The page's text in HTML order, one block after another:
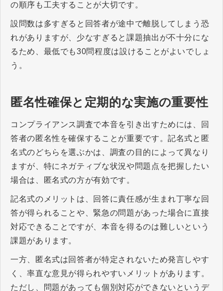
の順序も工夫することが大切です。
設問数は多すぎると回答者が途中で離脱してしまう恐
れがありますが、少なすぎると課題抽出が不十分にな
るため、最低でも30問程度は設けることがよいでしょ
う。
匿名性確保と定期的な実施の重要性
コンプライアンス調査で本音を引き出すためには、回
答者の匿名性を確保することが重要です。記名式と匿
名式のどちらを選ぶかは、調査の目的によって異なり
ますが、特にネガティブな状況や問題点を把握したい
場合は、匿名式の方が有効です。
記名式のメリットは、回答に責任感が生まれ丁寧な回
答が得られることや、緊急の問題があった場合に直接
対応できることですが、本音を得るのは難しいという
課題があります。
一方、匿名式は回答者が特定されないため発言しやす
く、率直な意見が得られやすいメリットがあります。
ただし、問題があっても個別対応ができないというデ